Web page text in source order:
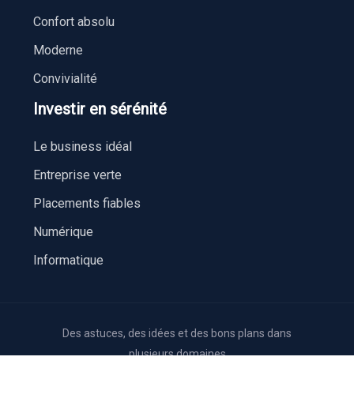
Confort absolu
Moderne
Convivialité
Investir en sérénité
Le business idéal
Entreprise verte
Placements fiables
Numérique
Informatique
Des astuces, des idées et des bons plans dans
plusieurs domaines